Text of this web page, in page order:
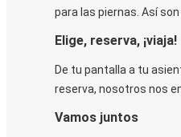
para las piernas. Así
Elige, reserva, ¡viaja!
De tu pantalla a tu
reserva, nosotros nos
Vamos juntos